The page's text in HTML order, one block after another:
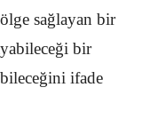
sağlayan bir
bir
ifade